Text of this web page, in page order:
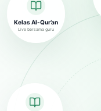
Kelas Al-Qur’an
Live bersama guru